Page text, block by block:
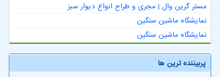
مستر گرین وال | مجری و طراح انواع دیوار سبز
نمایشگاه ماشین سنگین
نمایشگاه ماشین سنگین
پربیننده ترین ها